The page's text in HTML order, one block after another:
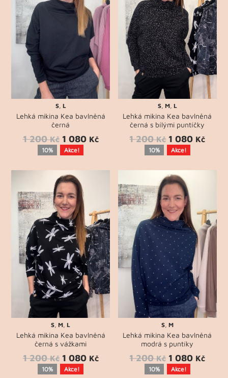
S, L
Lehká mikina Kea bavlněná
černá
1 200 Kč 1 080 Kč
10% Akce!
S, M, L
Lehká mikina Kea bavlněná
černá s bílými puntíčky
1 200 Kč 1 080 Kč
10% Akce!
S ,M ,L
Lehká mikina Kea bavlněná
černá s vážkami
1 200 Kč 1 080 Kč
10% Akce!
S, M
Lehká mikina Kea bavlněná
modrá s puntíky
1 200 Kč 1 080 Kč
10% Akce!